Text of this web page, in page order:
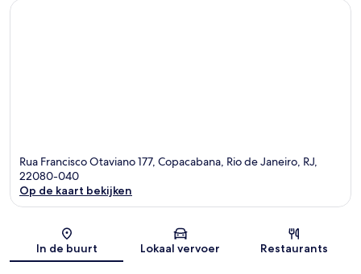
Rua Francisco Otaviano 177, Copacabana, Rio de Janeiro, RJ,
22080-040
Op de kaart bekijken
In de buurt Lokaal vervoer Restaurants